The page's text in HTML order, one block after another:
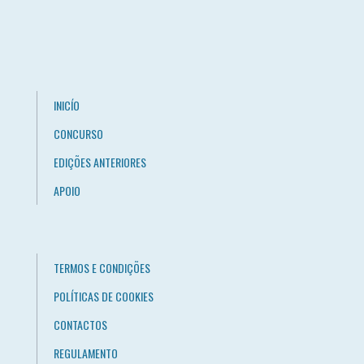
INICÍO
CONCURSO
EDIÇÕES ANTERIORES
APOIO
TERMOS E CONDIÇÕES
POLÍTICAS DE COOKIES
CONTACTOS
REGULAMENTO